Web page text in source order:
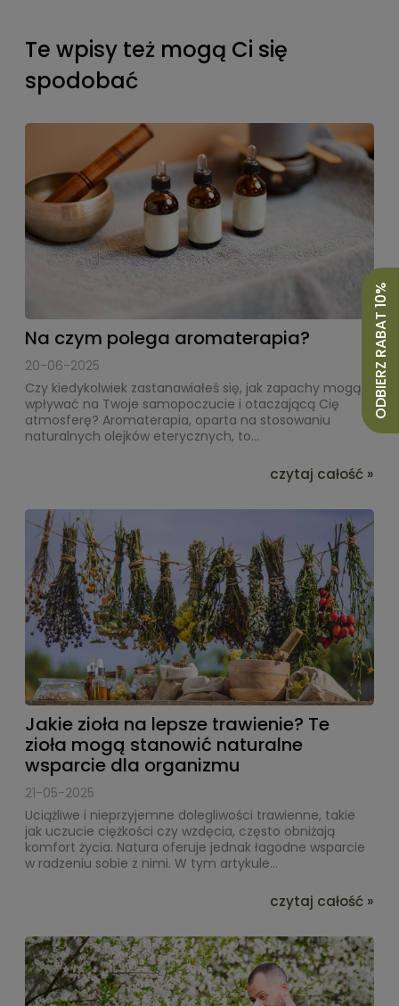
Te wpisy też mogą Ci się
spodobać
Na czym polega aromaterapia?
20-06-2025
Czy kiedykolwiek zastanawiałeś się, jak zapachy mogą
wpływać na Twoje samopoczucie i otaczającą Cię
atmosferę? Aromaterapia, oparta na stosowaniu
naturalnych olejków eterycznych, to...
czytaj całość »
Jakie zioła na lepsze trawienie? Te
zioła mogą stanowić naturalne
wsparcie dla organizmu
21-05-2025
Uciążliwe i nieprzyjemne dolegliwości trawienne, takie
jak uczucie ciężkości czy wzdęcia, często obniżają
komfort życia. Natura oferuje jednak łagodne wsparcie
w radzeniu sobie z nimi. W tym artykule...
czytaj całość »
ODBIERZ RABAT 10%